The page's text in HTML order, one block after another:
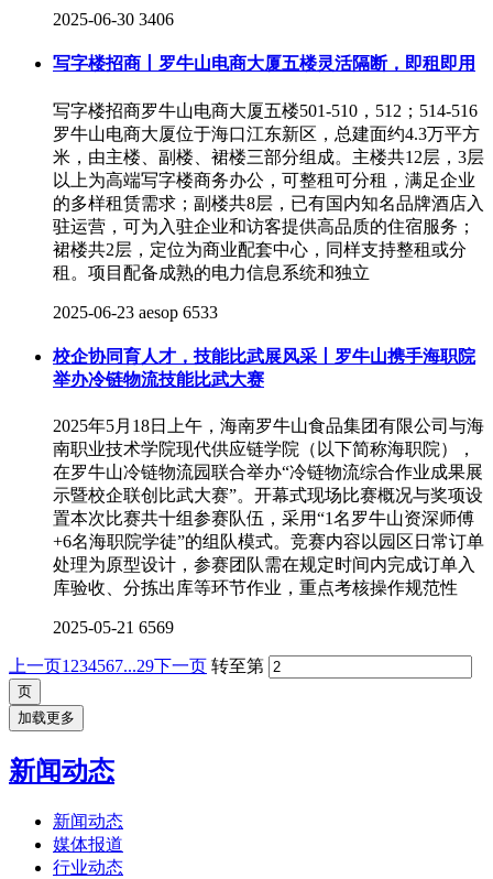
2025-06-30 3406
写字楼招商丨罗牛山电商大厦五楼灵活隔断，即租即用
写字楼招商罗牛山电商大厦五楼501-510，512；514-516
罗牛山电商大厦位于海口江东新区，总建面约4.3万平方
米，由主楼、副楼、裙楼三部分组成。主楼共12层，3层
以上为高端写字楼商务办公，可整租可分租，满足企业
的多样租赁需求；副楼共8层，已有国内知名品牌酒店入
驻运营，可为入驻企业和访客提供高品质的住宿服务；
裙楼共2层，定位为商业配套中心，同样支持整租或分
租。项目配备成熟的电力信息系统和独立
2025-06-23 aesop 6533
校企协同育人才，技能比武展风采丨罗牛山携手海职院
举办冷链物流技能比武大赛
2025年5月18日上午，海南罗牛山食品集团有限公司与海
南职业技术学院现代供应链学院（以下简称海职院），
在罗牛山冷链物流园联合举办“冷链物流综合作业成果展
示暨校企联创比武大赛”。开幕式现场比赛概况与奖项设
置本次比赛共十组参赛队伍，采用“1名罗牛山资深师傅
+6名海职院学徒”的组队模式。竞赛内容以园区日常订单
处理为原型设计，参赛团队需在规定时间内完成订单入
库验收、分拣出库等环节作业，重点考核操作规范性
2025-05-21 6569
上一页1 234567...29下一页 转至第
加载更多
新闻动态
新闻动态
媒体报道
行业动态